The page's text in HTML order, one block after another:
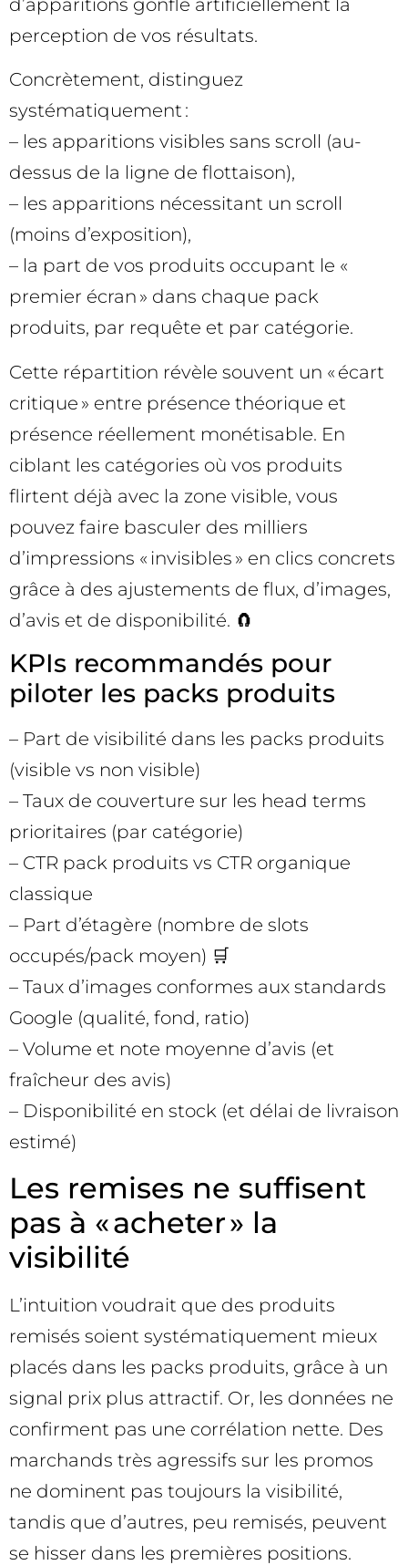
d’apparitions gonfle artificiellement la
perception de vos résultats.
Concrètement, distinguez
systématiquement :
– les apparitions visibles sans scroll (au-
dessus de la ligne de flottaison),
– les apparitions nécessitant un scroll
(moins d’exposition),
– la part de vos produits occupant le «
premier écran » dans chaque pack
produits, par requête et par catégorie.
Cette répartition révèle souvent un « écart
critique » entre présence théorique et
présence réellement monétisable. En
ciblant les catégories où vos produits
flirtent déjà avec la zone visible, vous
pouvez faire basculer des milliers
d’impressions « invisibles » en clics concrets
grâce à des ajustements de flux, d’images,
d’avis et de disponibilité. 🧲
KPIs recommandés pour
piloter les packs produits
– Part de visibilité dans les packs produits
(visible vs non visible)
– Taux de couverture sur les head terms
prioritaires (par catégorie)
– CTR pack produits vs CTR organique
classique
– Part d’étagère (nombre de slots
occupés/pack moyen) 🛒
– Taux d’images conformes aux standards
Google (qualité, fond, ratio)
– Volume et note moyenne d’avis (et
fraîcheur des avis)
– Disponibilité en stock (et délai de livraison
estimé)
Les remises ne suffisent
pas à « acheter » la
visibilité
L’intuition voudrait que des produits
remisés soient systématiquement mieux
placés dans les packs produits, grâce à un
signal prix plus attractif. Or, les données ne
confirment pas une corrélation nette. Des
marchands très agressifs sur les promos
ne dominent pas toujours la visibilité,
tandis que d’autres, peu remisés, peuvent
se hisser dans les premières positions.